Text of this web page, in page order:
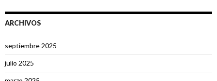
ARCHIVOS
septiembre 2025
julio 2025